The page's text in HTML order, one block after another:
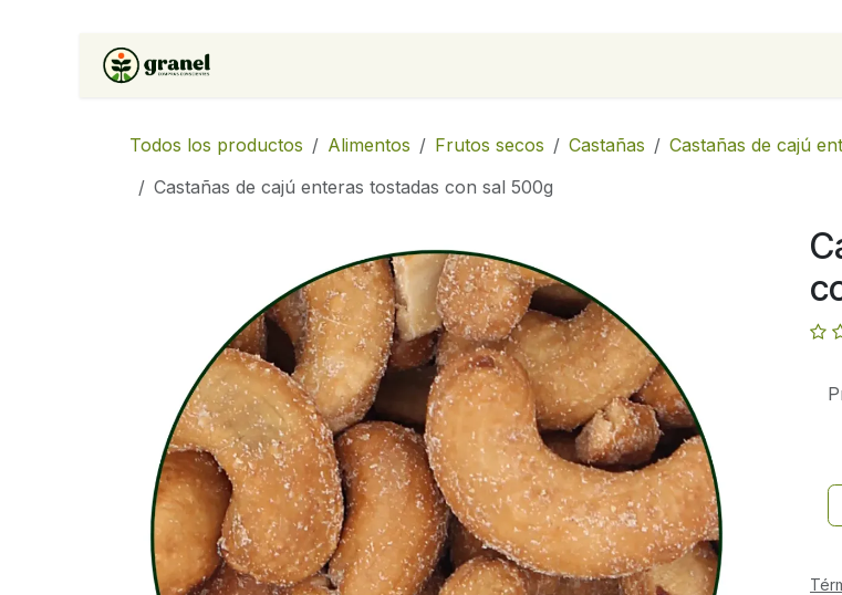
Ir al contenido
Todos los productos Alimentos Frutos secos Castañas
Castañas de cajú
Castañas de cajú enteras tostadas con sal 500g